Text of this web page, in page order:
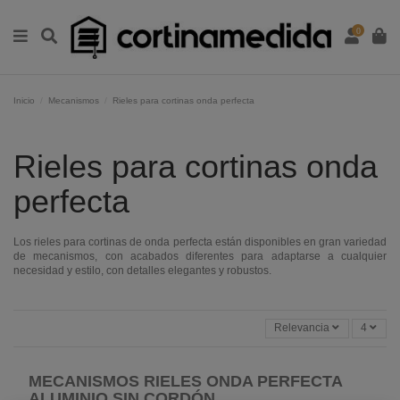
0
Inicio Mecanismos Rieles para cortinas onda perfecta
Rieles para cortinas onda
perfecta
Los rieles para cortinas de onda perfecta están disponibles en gran variedad
de mecanismos, con acabados diferentes para adaptarse a cualquier
necesidad y estilo, con detalles elegantes y robustos.
Relevancia 4
MECANISMOS RIELES ONDA PERFECTA